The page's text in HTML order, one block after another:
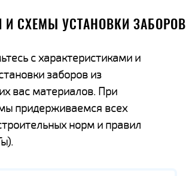
И СХЕМЫ УСТАНОВКИ ЗАБОРОВ
с характеристиками и
заборов из
вас материалов. При
придерживаемся всех
норм и правил